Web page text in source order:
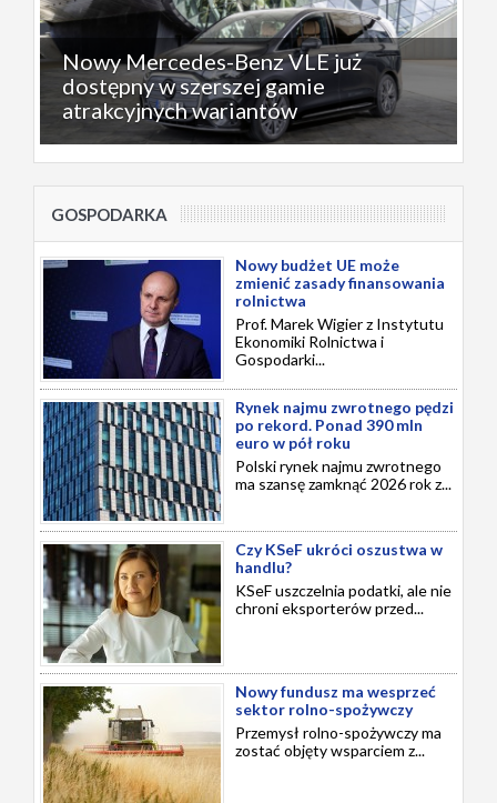
Nowy Mercedes-Benz VLE już
dostępny w szerszej gamie
atrakcyjnych wariantów
GOSPODARKA
Nowy budżet UE może
zmienić zasady finansowania
rolnictwa
Prof. Marek Wigier z Instytutu
Ekonomiki Rolnictwa i
Gospodarki...
Rynek najmu zwrotnego pędzi
po rekord. Ponad 390 mln
euro w pół roku
Polski rynek najmu zwrotnego
ma szansę zamknąć 2026 rok z...
Czy KSeF ukróci oszustwa w
handlu?
KSeF uszczelnia podatki, ale nie
chroni eksporterów przed...
Nowy fundusz ma wesprzeć
sektor rolno-spożywczy
Przemysł rolno-spożywczy ma
zostać objęty wsparciem z...